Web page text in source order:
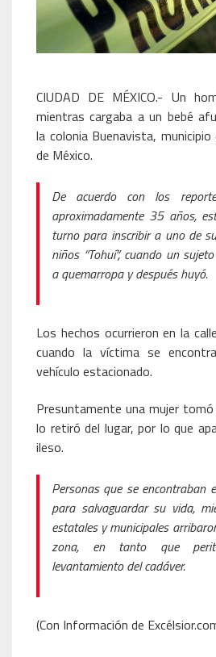
CIUDAD DE MÉXICO.- Un
mientras cargaba a un bebé
la colonia Buenavista,
de México.
De acuerdo con los
aproximadamente 35 años,
turno para inscribir a uno de
niños “Tohuí”, cuando un
a quemarropa y después huyó.
Los hechos ocurrieron en la
cuando la víctima se
vehículo estacionado.
Presuntamente una mujer
lo retiró del lugar, por lo que
ileso.
Personas que se encontraban
para salvaguardar su vida,
estatales y municipales
zona, en tanto que
levantamiento del cadáver.
(Con Información de